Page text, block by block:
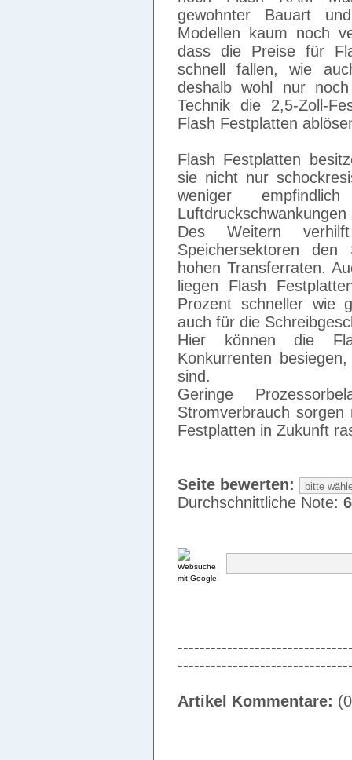
gewohnter Bauart
Modellen kaum noch
dass die Preise für
schnell fallen, wie
deshalb wohl nur
Technik die 2,5-Zoll-
Flash Festplatten
Flash Festplatten
sie nicht nur
weniger
Luftdruckschwankungen
Des Weitern
Speichersektoren
hohen Transferraten.
liegen Flash
Prozent schneller wie
auch für die
Hier können die
Konkurrenten
sind.
Geringe
Stromverbrauch
Festplatten in Zukunft
Seite bewerten:
Durchschnittliche Note: 6
Artikel Kommentare: